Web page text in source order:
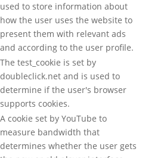
used to store information about
how the user uses the website to
present them with relevant ads
and according to the user profile.
The test_cookie is set by
doubleclick.net and is used to
determine if the user's browser
supports cookies.
A cookie set by YouTube to
measure bandwidth that
determines whether the user gets